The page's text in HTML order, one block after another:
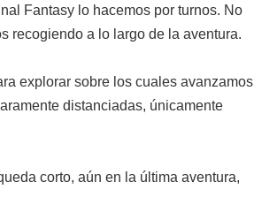
Fantasy lo hacemos por turnos. No
recogiendo a lo largo de la aventura.
explorar sobre los cuales avanzamos
distanciadas, únicamente
corto, aún en la última aventura,